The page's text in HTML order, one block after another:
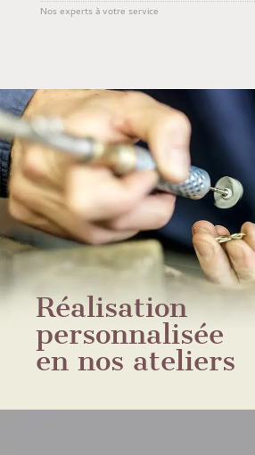
Nos experts à votre service
Réalisation
personnalisée
en nos ateliers